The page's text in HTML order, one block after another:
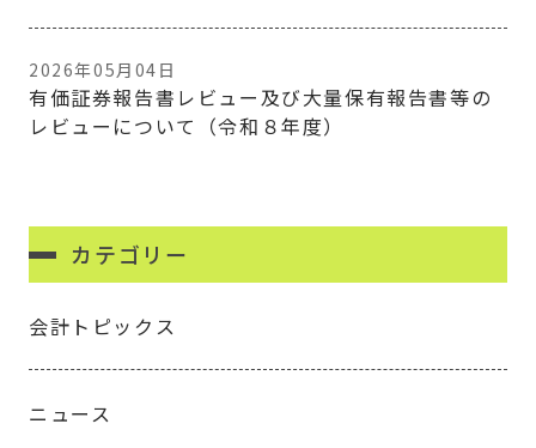
2026年05月04日
有価証券報告書レビュー及び大量保有報告書等の
レビューについて（令和８年度）
カテゴリー
会計トピックス
ニュース